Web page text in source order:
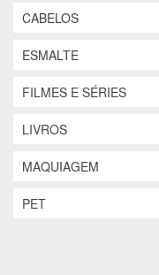
CABELOS
ESMALTE
FILMES E SÉRIES
LIVROS
MAQUIAGEM
PET